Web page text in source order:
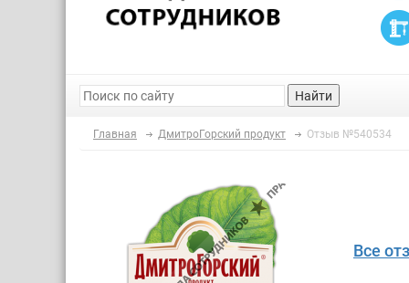
Найти
Главная ДмитроГорский продукт Отзыв №540534
Все